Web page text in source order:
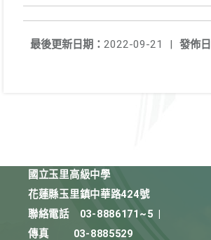
發佈
最後更新日期： 2022-09-21
|
國立玉里高級中學
花蓮縣玉里鎮中華路424號
聯絡電話
03-8886171~5
傳真
03-8885529